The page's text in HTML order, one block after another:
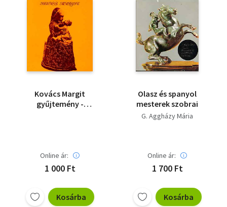
Hobbi, szabadidő
Idegen nyelvű
Minikönyv
Szótár, nyelvkönyv
Társadalomtudomány
Kovács Margit
gyűjtemény -
Online ár:
1 000 Ft
Kosárba
Olasz és spanyol
mesterek szobrai
G. Aggházy Mária
Online ár:
1 700 Ft
Kosárba